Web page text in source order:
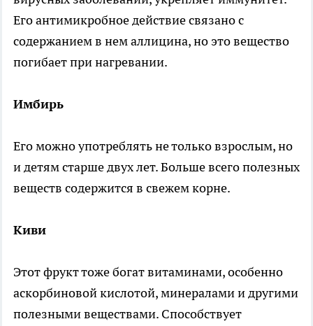
Его антимикробное действие связано с
содержанием в нем аллицина, но это вещество
погибает при нагревании.
Имбирь
Его можно употреблять не только взрослым, но
и детям старше двух лет. Больше всего полезных
веществ содержится в свежем корне.
Киви
Этот фрукт тоже богат витаминами, особенно
аскорбиновой кислотой, минералами и другими
полезными веществами. Способствует